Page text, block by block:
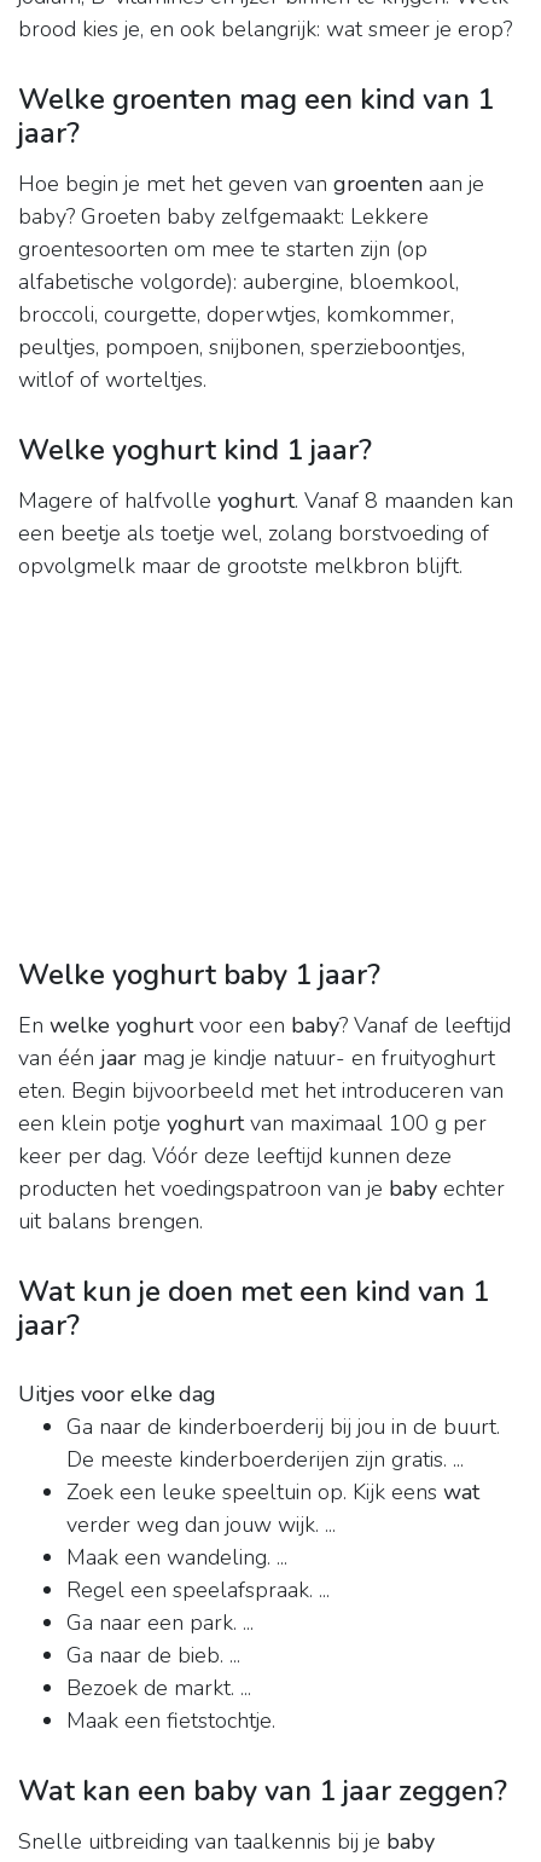
brood kies je, en ook belangrijk: wat smeer je erop?
Welke groenten mag een kind van 1
jaar?
Hoe begin je met het geven van groenten aan je
baby? Groeten baby zelfgemaakt: Lekkere
groentesoorten om mee te starten zijn (op
alfabetische volgorde): aubergine, bloemkool,
broccoli, courgette, doperwtjes, komkommer,
peultjes, pompoen, snijbonen, sperzieboontjes,
witlof of worteltjes.
Welke yoghurt kind 1 jaar?
Magere of halfvolle yoghurt. Vanaf 8 maanden kan
een beetje als toetje wel, zolang borstvoeding of
opvolgmelk maar de grootste melkbron blijft.
Welke yoghurt baby 1 jaar?
En welke yoghurtvoor een baby? Vanaf de leeftijd
van één jaar mag je kindje natuur- en fruityoghurt
eten. Begin bijvoorbeeld met het introduceren van
een klein potje yoghurtvan maximaal 100 g per
keer per dag. Vóór deze leeftijd kunnen deze
producten het voedingspatroon van je baby echter
uit balans brengen.
Wat kun je doen met een kind van 1
jaar?
Uitjes voor elke dag
Ga naar de kinderboerderij bij jou in de buurt.
De meeste kinderboerderijen zijn gratis. ...
Zoek een leuke speeltuin op. Kijk eens wat
verder weg dan jouw wijk. ...
Maak een wandeling. ...
Regel een speelafspraak. ...
Ga naar een park. ...
Ga naar de bieb. ...
Bezoek de markt. ...
Maak een fietstochtje.
Wat kan een baby van 1 jaar zeggen?
Snelle uitbreiding van taalkennis bij je baby